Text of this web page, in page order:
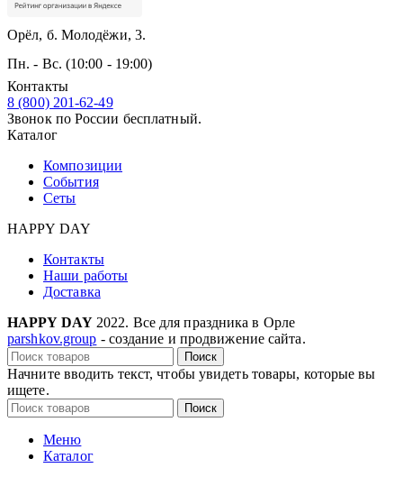
Орёл, б. Молодёжи, 3.
Пн. - Вс. (10:00 - 19:00)
Контакты
8 (800) 201-62-49
Звонок по России бесплатный.
Каталог
Композиции
События
Сеты
HAPPY DAY
Контакты
Наши работы
Доставка
HAPPY DAY 2022. Все для праздника в Орле
parshkov.group - создание и продвижение сайта.
Поиск
Начните вводить текст, чтобы увидеть товары, которые вы
ищете.
Поиск
Меню
Каталог